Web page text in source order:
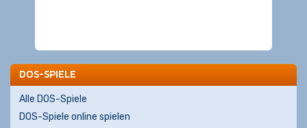
DOS-SPIELE
Alle DOS-Spiele
DOS-Spiele online spielen